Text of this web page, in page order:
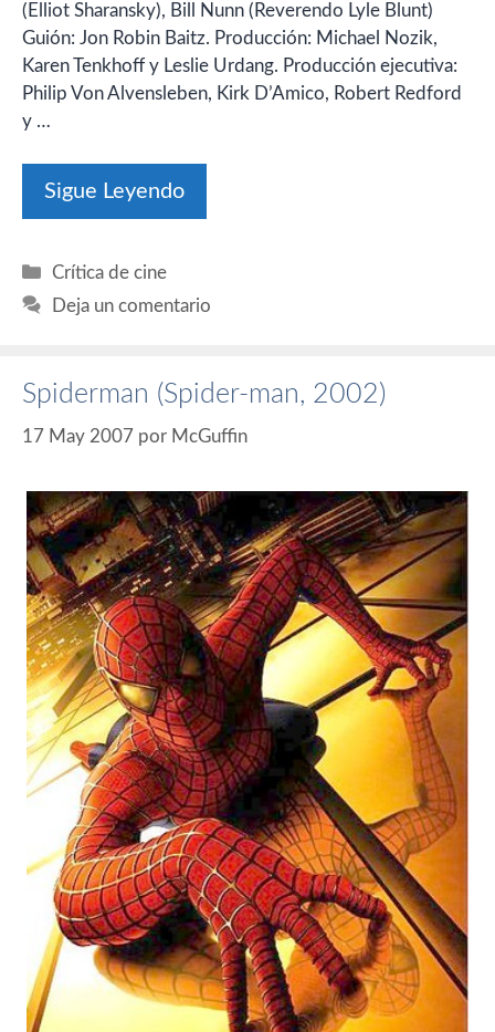
(Elliot Sharansky), Bill Nunn (Reverendo Lyle Blunt)
Guión: Jon Robin Baitz. Producción: Michael Nozik,
Karen Tenkhoff y Leslie Urdang. Producción ejecutiva:
Philip Von Alvensleben, Kirk D’Amico, Robert Redford
y …
Sigue Leyendo
Categorías
Crítica de cine
Deja un comentario
Spiderman (Spider-man, 2002)
17 May 2007 por McGuffin